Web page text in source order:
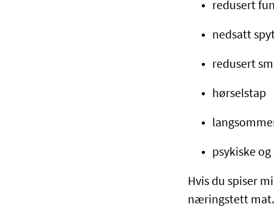
redusert
nedsatt
redusert
hørselstap
psykiske
Hvis du spiser
næringstett